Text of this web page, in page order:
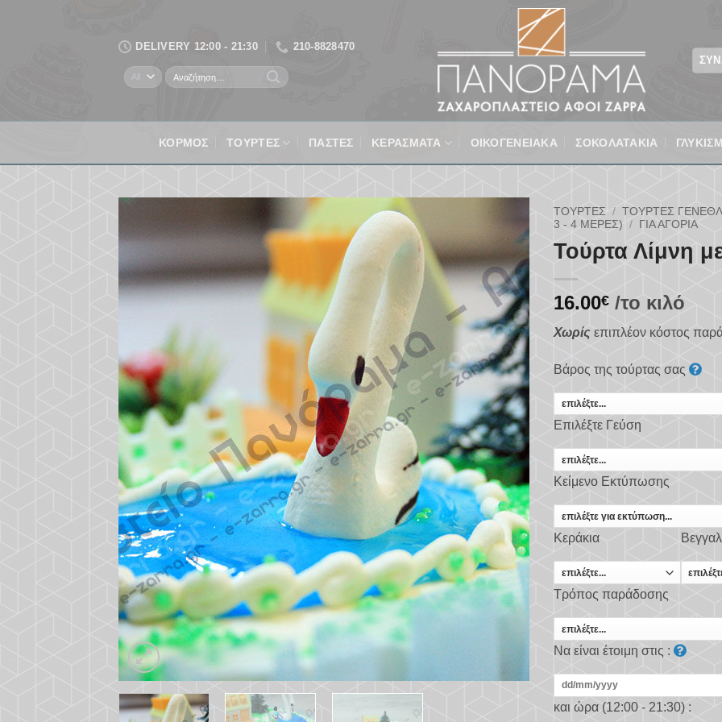
DELIVERY 12:00 - 21:30 210-8828470
Αναζήτηση
για:
ΚΟΡΜΌΣ ΤΟΥΡΤΕΣ ΠΑΣΤΕΣ ΚΕΡΑΣΜΑΤΑ ΟΙΚΟΓΕΝΕΙΑΚΆ ΣΟΚΟΛΑΤΑΚΙΑ
Προσθήκη
στα
αγαπημένα
ΤΟΎΡΤΕΣ / ΤΟΎΡΤΕΣ
3 - 4 ΜΈΡΕΣ)
/ ΓΙΑ ΑΓΌΡΙΑ
Τούρτα Λίμνη
16.00€ /το κιλό
Χωρίς επιπλέον κόστος
Βάρος της τούρτας σας
Επιλέξτε Γεύση
Κείμενο Εκτύπωσης
Κεράκια
Τρόπος παράδοσης
Να είναι έτοιμη στις :
και ώρα (12:00 - 21:30) :